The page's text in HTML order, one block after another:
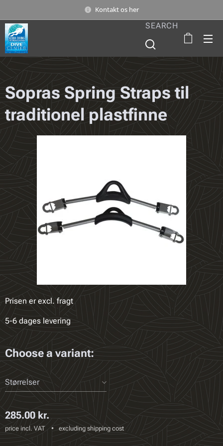
Kontakt os her
SEARCH
Sopras Spring Straps til
traditionel plastfinne
Prisen er excl. fragt
5-6 dages levering
Choose a variant:
Størrelser
285.00 kr.
price incl. VAT excluding shipping cost